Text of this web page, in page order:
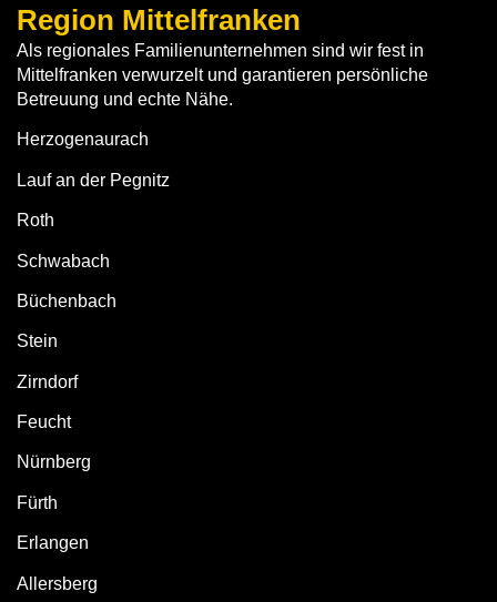
Region Mittelfranken
Als regionales Familienunternehmen sind wir fest in
Mittelfranken verwurzelt und garantieren persönliche
Betreuung und echte Nähe.
Herzogenaurach
Lauf an der Pegnitz
Roth
Schwabach
Büchenbach
Stein
Zirndorf
Feucht
Nürnberg
Fürth
Erlangen
Allersberg